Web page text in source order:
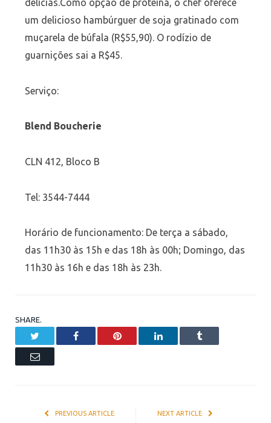
delícias.Como opção de proteína, o chef oferece
um delicioso hambúrguer de soja gratinado com
muçarela de búfala (R$55,90). O rodízio de
guarnições sai a R$45.
Serviço:
Blend Boucherie
CLN 412, Bloco B
Tel: 3544-7444
Horário de funcionamento: De terça a sábado,
das 11h30 às 15h e das 18h às 00h; Domingo, das
11h30 às 16h e das 18h às 23h.
SHARE.
Facebook Pinterest LinkedIn Tumblr
Email
PREVIOUS ARTICLE NEXT ARTICLE